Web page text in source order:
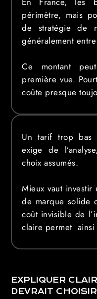
périmètre, mais
de stratégie de
généralement
Ce montant
première vue.
coûte presque
Un tarif trop bas
exige de
choix assumés.
Mieux vaut
de marque solide
coût invisible de
claire permet ainsi
EXPLIQUER
DEVRAIT